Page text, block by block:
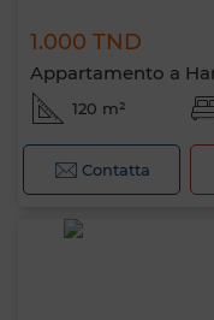
1.000 TND
Appartamento a
120 m²
Contatta